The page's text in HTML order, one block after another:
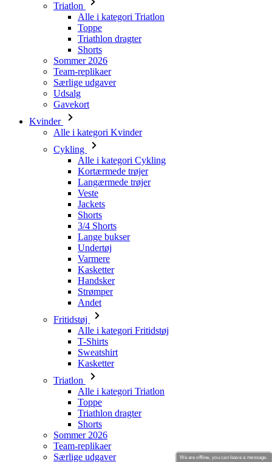
Triatlon
Alle i kategori Triatlon
Toppe
Triathlon dragter
Shorts
Sommer 2026
Team-replikaer
Særlige udgaver
Udsalg
Gavekort
Kvinder
Alle i kategori Kvinder
Cykling
Alle i kategori Cykling
Kortærmede trøjer
Langærmede trøjer
Veste
Jackets
Shorts
3/4 Shorts
Lange bukser
Undertøj
Varmere
Kasketter
Handsker
Strømper
Andet
Fritidstøj
Alle i kategori Fritidstøj
T-Shirts
Sweatshirt
Kasketter
Triatlon
Alle i kategori Triatlon
Toppe
Triathlon dragter
Shorts
Sommer 2026
Team-replikaer
Særlige udgaver
We are offline, you can leave a message.